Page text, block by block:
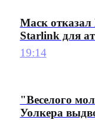
Маск отказал
Starlink для
19:14
"Веселого
Уолкера